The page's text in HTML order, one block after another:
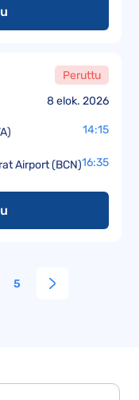
8 elok. 2026
Peruttu
14:15
Airport (BCN)16:35
5